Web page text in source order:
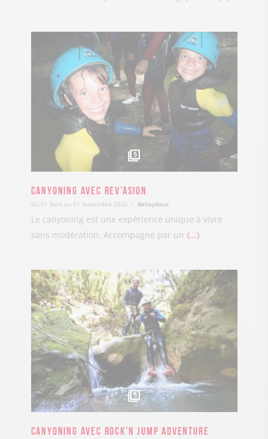
5
Canyoning avec Rev’asion
Du 01 Avril au 01 Novembre 2026 Belleydoux
Le canyoning est une expérience unique à vivre
sans modération. Accompagné par un ...
5
Canyoning avec Rock’n Jump Adventure